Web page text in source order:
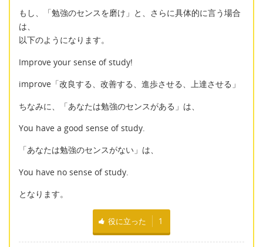
もし、「勉強のセンスを磨け」と、さらに具体的に言う場合
は、
以下のようになります。
Improve your sense of study!
improve「改良する、改善する、進歩させる、上達させる」
ちなみに、「あなたは勉強のセンスがある」は、
You have a good sense of study.
「あなたは勉強のセンスがない」は、
You have no sense of study.
となります。
役に立った 1